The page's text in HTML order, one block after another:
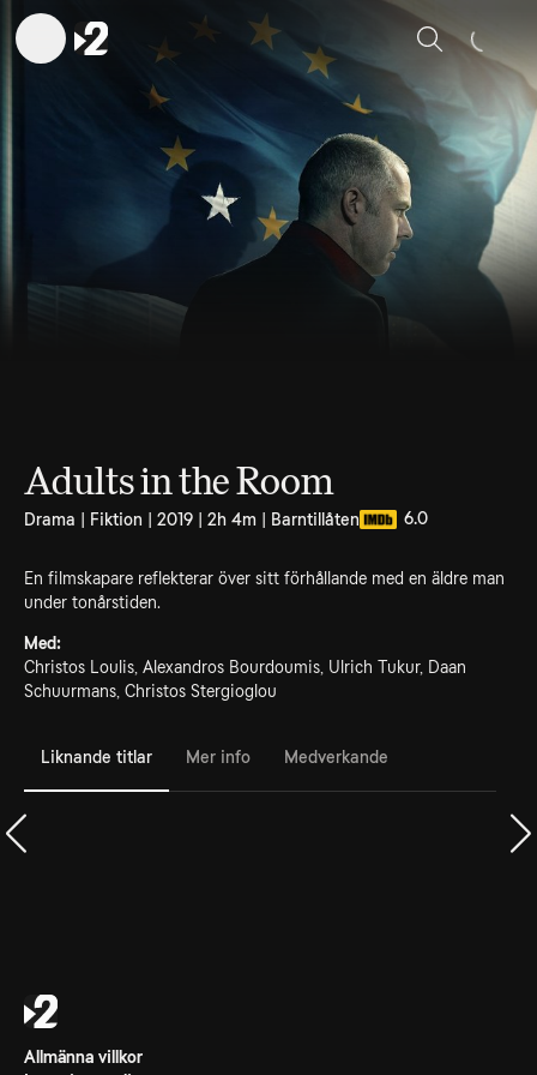
Sök
Adults in the Room
Drama | Fiktion | 2019 | 2h 4m | Barntillåten 6.0
En filmskapare reflekterar över sitt förhållande med en äldre man
under tonårstiden.
Med:
Christos Loulis, Alexandros Bourdoumis, Ulrich Tukur, Daan
Schuurmans, Christos Stergioglou
Liknande titlar Mer info Medverkande
Allmänna villkor